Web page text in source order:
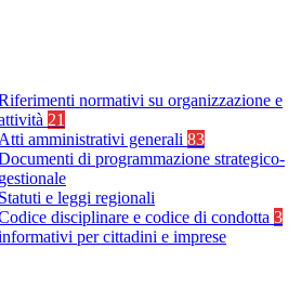
normativi su organizzazione e
21
Atti amministrativi generali 83
di programmazione strategico-
gestionale
Statuti e leggi regionali
disciplinare e codice di condotta 3
per cittadini e imprese